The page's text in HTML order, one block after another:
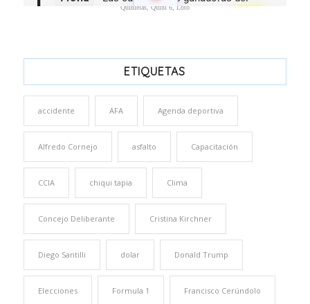
Quinielas, Quini 6, Loto
ETIQUETAS
accidente AFA Agenda deportiva
Alfredo Cornejo asfalto Capacitación
CCIA chiqui tapia Clima
Concejo Deliberante Cristina Kirchner
Diego Santilli dolar Donald Trump
Elecciones Formula 1 Francisco Cerúndolo